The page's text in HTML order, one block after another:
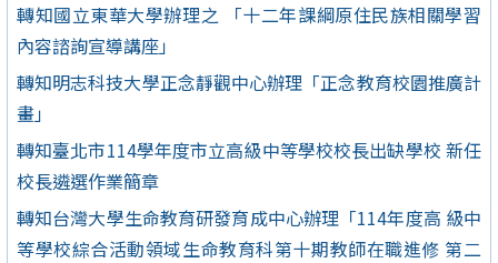
轉知國立東華大學辦理之 「十二年課綱原住民族相關學習
內容諮詢宣導講座」
轉知明志科技大學正念靜觀中心辦理「正念教育校園推廣計
畫」
轉知臺北市114學年度市立高級中等學校校長出缺學校 新任
校長遴選作業簡章
轉知台灣大學生命教育研發育成中心辦理「114年度高 級中
等學校綜合活動領域生命教育科第十期教師在職進修 第二